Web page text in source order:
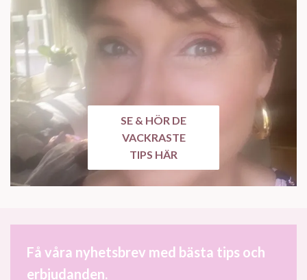
SE & HÖR DE
VACKRASTE
TIPS HÄR
Få våra nyhetsbrev med bästa tips och
erbjudanden.